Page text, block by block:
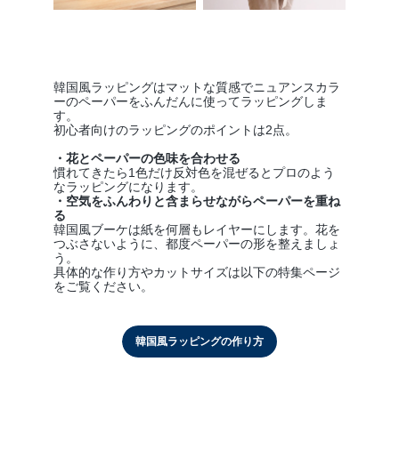
韓国風ラッピングはマットな質感でニュアンスカラ
ーのペーパーをふんだんに使ってラッピングしま
す。
初心者向けのラッピングのポイントは2点。
・花とペーパーの色味を合わせる
慣れてきたら1色だけ反対色を混ぜるとプロのよう
なラッピングになります。
・空気をふんわりと含まらせながらペーパーを重ね
る
韓国風ブーケは紙を何層もレイヤーにします。花を
つぶさないように、都度ペーパーの形を整えましょ
う。
具体的な作り方やカットサイズは以下の特集ページ
をご覧ください。
韓国風ラッピングの作り方